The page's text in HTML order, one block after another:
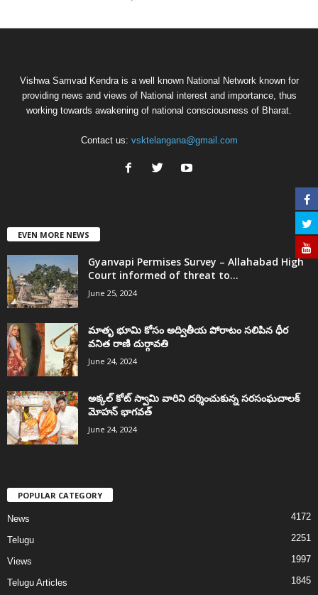
Vishwa Samvad Kendra is a well known National Network known for
providing news and views of National interest and importance, thus
working towards awakening of national consciousness of Bharat.
Contact us: vsktelangana@gmail.com
EVEN MORE NEWS
Gyanvapi Permises Survey – Allahabad High
Court informed of threat to...
June 25, 2024
మాతృ భూమి కోసం అద్వితీయ పోరాటం సలిపిన ధీర
వనిత రాణి దుర్గావతి
June 24, 2024
అక్కల్‌ కోట్‌ స్వామి వారిని దర్శించుకున్న సరసంఘచాలక్
మోహన్ భాగవత్
June 24, 2024
POPULAR CATEGORY
News 4172
Telugu 2251
Views 1997
Telugu Articles 1845